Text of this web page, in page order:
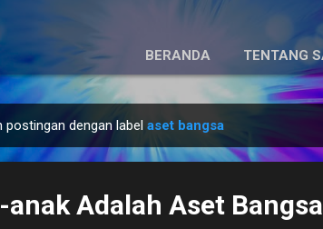
BERANDA TENTANG
postingan dengan label aset bangsa
Adalah Aset Bangsa